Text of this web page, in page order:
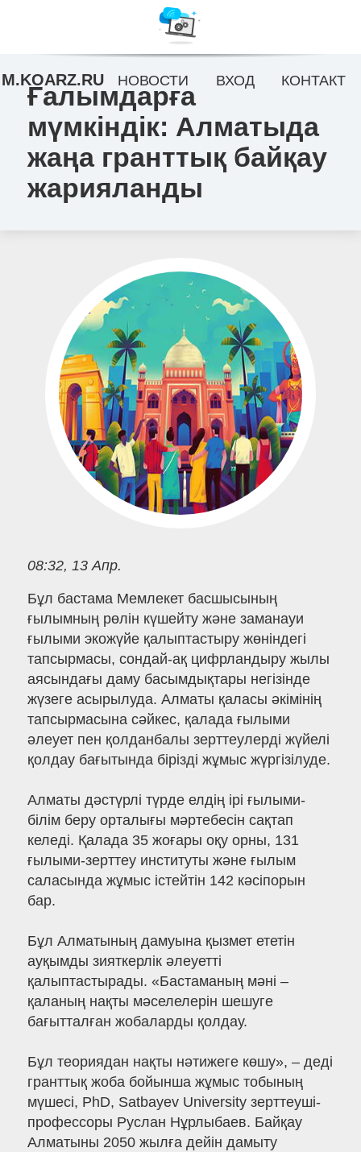
Ғалымдарға
мүмкіндік: Алматыда
жаңа гранттық байқау
жарияланды
08:32, 13 Апр.
Бұл бастама Мемлекет басшысының
ғылымның рөлін күшейту және заманауи
ғылыми экожүйе қалыптастыру жөніндегі
тапсырмасы, сондай-ақ цифрландыру жылы
аясындағы даму басымдықтары негізінде
жүзеге асырылуда. Алматы қаласы әкімінің
тапсырмасына сәйкес, қалада ғылыми
әлеует пен қолданбалы зерттеулерді жүйелі
қолдау бағытында бірізді жұмыс жүргізілуде.
Алматы дәстүрлі түрде елдің ірі ғылыми-
білім беру орталығы мәртебесін сақтап
келеді. Қалада 35 жоғары оқу орны, 131
ғылыми-зерттеу институты және ғылым
саласында жұмыс істейтін 142 кәсіпорын
бар.
Бұл Алматының дамуына қызмет ететін
ауқымды зияткерлік әлеуетті
қалыптастырады. «Бастаманың мәні –
қаланың нақты мәселелерін шешуге
бағытталған жобаларды қолдау.
Бұл теориядан нақты нәтижеге көшу», – деді
гранттық жоба бойынша жұмыс тобының
мүшесі, PhD, Satbayev University зерттеуші-
профессоры Руслан Нұрлыбаев. Байқау
Алматыны 2050 жылға дейін дамыту
M.KOARZ.RU НОВОСТИ ВХОД КОНТАКТ